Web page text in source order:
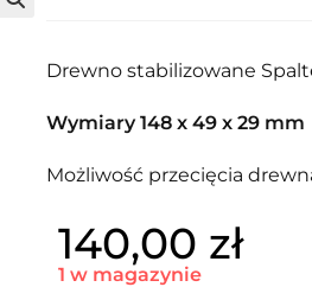
Drewno stabilizowane
Wymiary 148 x 49 x 29 mm
Możliwość przecięcia
140,00 zł
1 w magazynie